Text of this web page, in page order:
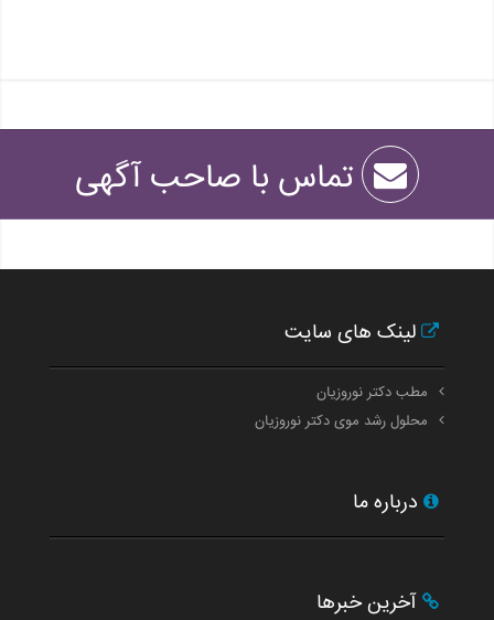
تماس با صاحب آگهی
لینک های سایت
مطب دکتر نوروزیان
محلول رشد موی دکتر نوروزیان
درباره ما
آخرین خبرها